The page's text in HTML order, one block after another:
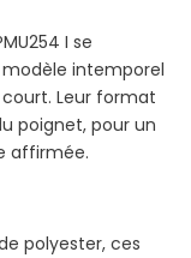
I se
intemporel
Leur format
poignet, pour un
affirmée.
polyester, ces